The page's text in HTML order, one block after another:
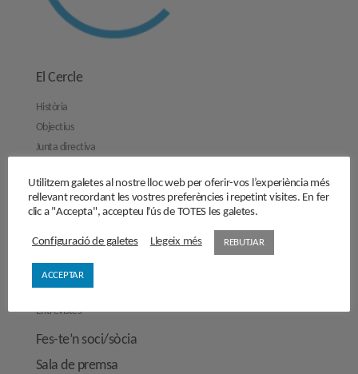
El Cercle
Història
Objectius
Junta directiva
Contacta’ns
Activitats
Reflexions
Opinions
Manifestos
Entrevistes
Fes-te’n soci/sòcia
Sala de premsa
Utilitzem galetes al nostre lloc web per oferir-vos l’experiència més
rellevant recordant les vostres preferències i repetint visites. En fer
clic a "Accepta", accepteu l'ús de TOTES les galetes.
Configuració de galetes Llegeix més REBUTJAR
ACCEPTAR